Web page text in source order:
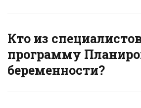
Кто из
программу
беременности?